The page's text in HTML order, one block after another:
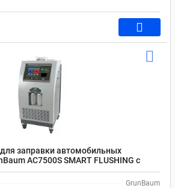
заправки автомобильных
AC7500S SMART FLUSHING с
wi-fi
GrunBaum